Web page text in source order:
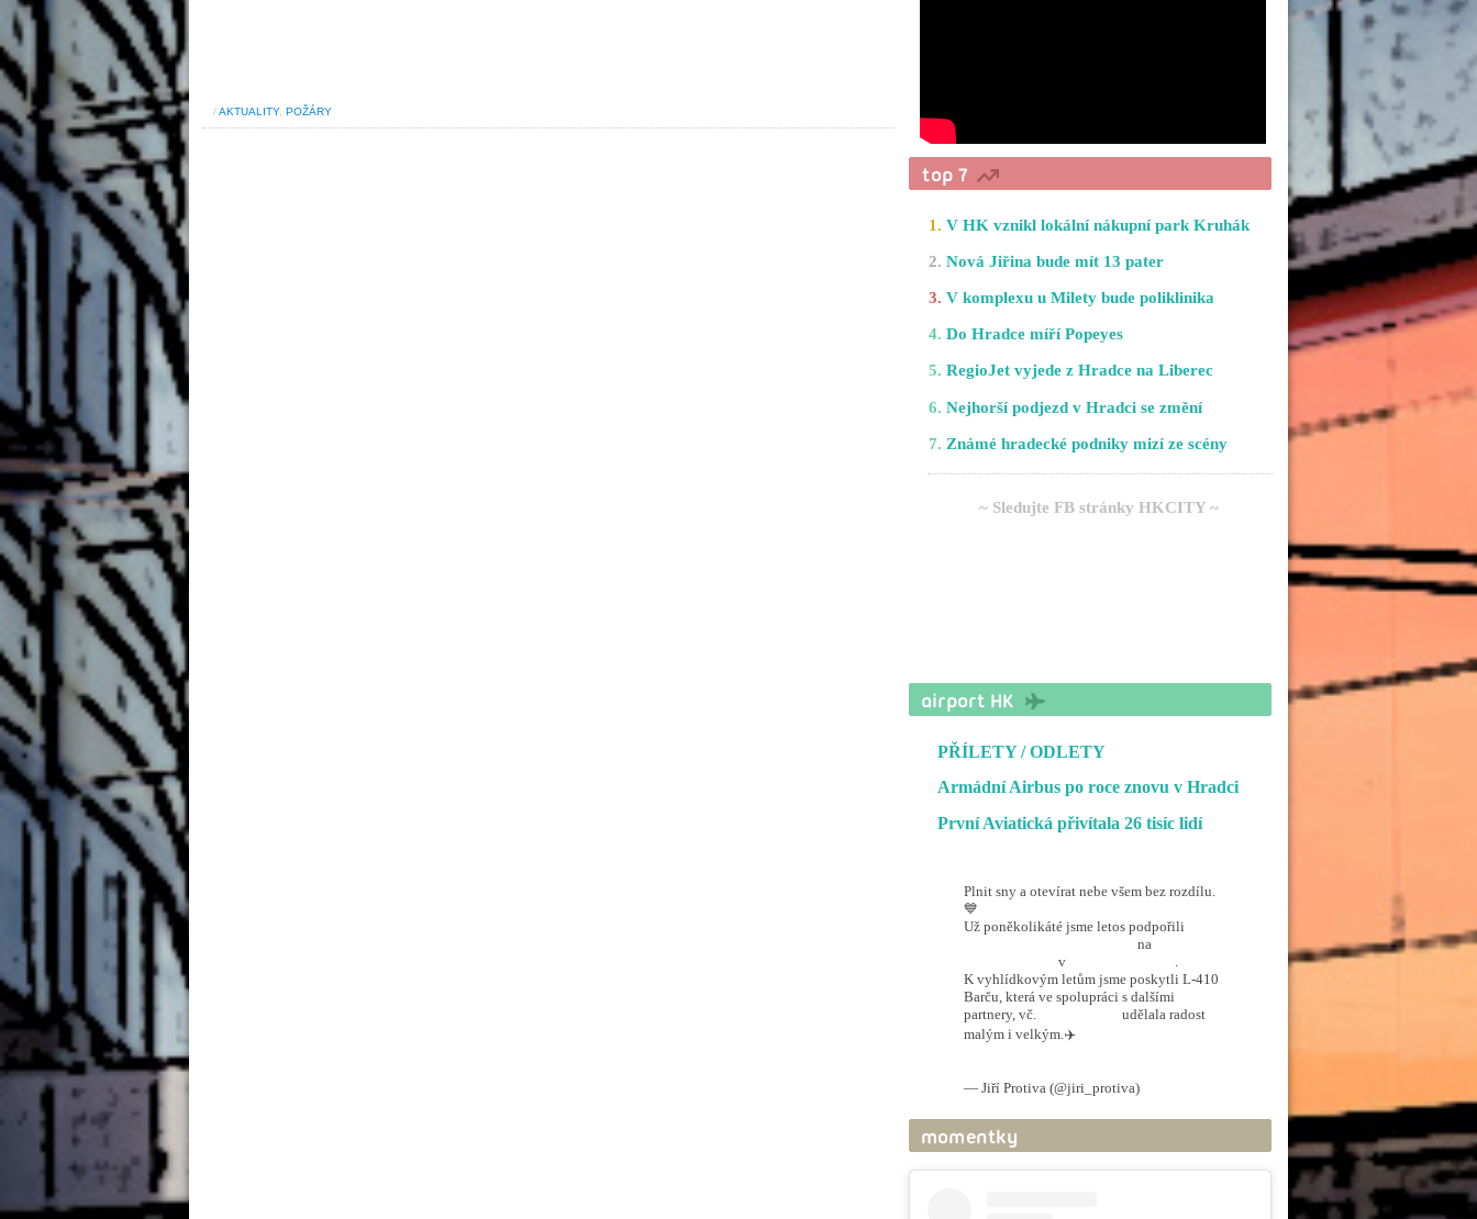
/AKTUALITY, POŽÁRY
1. V HK vznikl lokální nákupní park Kruhák
2. Nová Jiřina bude mít 13 pater
3. V komplexu u Milety bude poliklinika
4. Do Hradce míří Popeyes
5. RegioJet vyjede z Hradce na Liberec
6. Nejhorší podjezd v Hradci se změní
7. Známé hradecké podniky mizí ze scény
~ Sledujte FB stránky HKCITY ~
PŘÍLETY / ODLETY
Armádní Airbus po roce znovu v Hradci
První Aviatická přivítala 26 tisíc lidí
Plnit sny a otevírat nebe všem bez rozdílu.
💙
Už poněkolikáté jsme letos podpořili
na
v
.
K vyhlídkovým letům jsme poskytli L-410
Barču, která ve spolupráci s dalšími
partnery, vč.
udělala radost
malým i velkým.✈️
— Jiří Protiva (@jiri_protiva)